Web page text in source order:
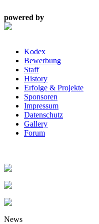
powered by
Kodex
Bewerbung
Staff
History
Erfolge & Projekte
Sponsoren
Impressum
Datenschutz
Gallery
Forum
News